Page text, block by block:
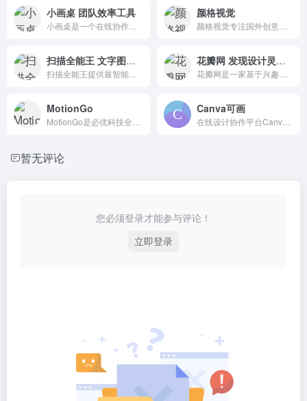
小画桌 团队效率工具 颜格视觉
扫描全能王 文字图片扫描识别 花瓣网 发现设计灵感设计素材
MotionGo Canva可画
暂无评论
您必须登录才能参与评论！
立即登录